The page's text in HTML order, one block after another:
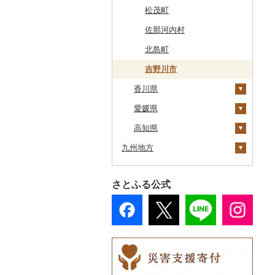
厚真町
奥尻町
網走市
浦河町
広尾町
中札内村
滝川市
比布町
鶴居村
釧路市
苫前町
当別町
占冠村
上士幌町
中泊町
外ヶ浜町
つがる市
弘前市
鰺ヶ沢町
むつ市
田舎館村
青森県（県庁）
三沢市
西目屋村
西和賀町
北上市
平泉町
洋野町
大船渡市
山田町
大槌町
蔵王町
女川町
気仙沼市
美里町
松島町
大和町
大郷町
南三陸町
仙台市
大河原町
角田市
涌谷町
八峰町
鹿角市
大仙市
八郎潟町
山辺町
戸沢村
舟形町
最上町
真室川町
寒河江市
西川町
高畠町
山形市
三川町
大江町
米沢市
磐梯町
三春町
本宮市
柳津町
鮫川村
福島市
新地町
葛尾村
三島町
桑折町
矢吹町
国見町
喜多方市
常陸大宮市
笠間市
行方市
結城市
城里町
水戸市
鉾田市
桜川市
石岡市
茨城県（県庁）
坂東市
小美玉市
大子町
益子町
芳賀町
野木町
前橋市
藤岡市
邑楽町
板倉町
嬬恋村
草津町
高崎市
群馬県（県庁）
大泉町
長野原町
中之条町
幸手市
日高市
蓮田市
川越市
宮代町
吉見町
東松山市
入間市
志木市
北本市
桶川市
加須市
八潮市
いすみ市
東庄町
館山市
大網白里市
一宮町
佐倉市
木更津市
茂原市
野田市
山武市
鴨川市
印西市
船橋市
北区
多摩市
稲城市
世田谷区
日の出町
板橋区
渋谷区
千代田区
新宿区
江東区
青梅市
国立市
福生市
綾瀬市
横須賀市
三浦市
大磯町
箱根町
横浜市
茅ヶ崎市
川崎市
厚木市
海老名市
相模原市
座間市
柏崎市
村上市
妙高市
聖籠町
刈羽村
湯沢町
新潟市
身延町
早川町
南部町
昭和町
甲府市
甲州市
丹波山村
伊那市
立科町
東御市
中野市
豊丘村
売木村
小諸市
木曽町
箕輪町
駒ヶ根市
王滝村
千曲市
茅野市
中津川市
高山市
郡上市
白川村
御嵩町
海津市
関ケ原町
七宗町
笠松町
東白川村
土岐市
岐阜県（県庁）
多治見市
袋井市
熱海市
掛川市
伊豆の国市
小山町
森町
川根本町
富士市
御前崎市
東伊豆町
西伊豆町
清水町
松崎町
愛知県（県庁）
蒲郡市
東郷町
犬山市
弥富市
東海市
新城市
春日井市
瀬戸市
大府市
半田市
あま市
小牧市
津市
名張市
東員町
玉城町
精華町
南山城村
京都市
舞鶴市
和束町
八幡市
京田辺市
向日市
富田林市
松原市
柏原市
羽曳野市
大阪府（府庁）
吹田市
河南町
和泉市
高槻市
豊中市
箕面市
太子町
千早赤阪村
稲美町
養父市
南あわじ市
洲本市
猪名川町
尼崎市
加西市
宝塚市
淡路市
丹波篠山市
香美町
芦屋市
川西市
川上村
斑鳩町
平群町
黒滝村
御所市
上牧町
明日香村
吉野町
奈良市
大和郡山市
野迫川村
葛城市
生駒市
日高川町
紀の川市
上富田町
白浜町
由良町
すさみ町
日高町
有田川町
印南町
和歌山県（県庁）
みなべ町
かつらぎ町
北山村
総社市
新庄村
高梁市
勝央町
倉敷市
矢掛町
鏡野町
三原市
安芸高田市
松茂町
佐那河内村
北島町
吉野川市
香川県
高松市
直島町
さぬき市
多度津町
三豊市
観音寺市
宇多津町
香川県（県庁）
愛媛県
今治市
鬼北町
西予市
八幡浜市
久万高原町
上島町
愛南町
高知県
香美市
馬路村
芸西村
須崎市
日高村
黒潮町
九州地方
福岡県
那珂川市
添田町
大刀洗町
苅田町
佐賀県
嬉野市
佐賀県（県庁）
江北町
長崎県
松浦市
諫早市
熊本県
湯前町
大分県
九重町
宮崎県
さとふる公式